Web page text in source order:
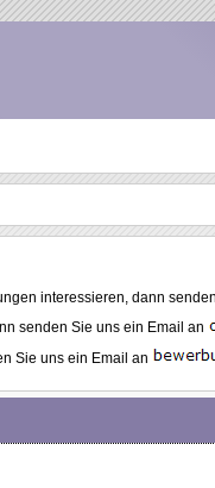
interessieren, dann
senden Sie uns ein Email an
Sie uns ein Email an